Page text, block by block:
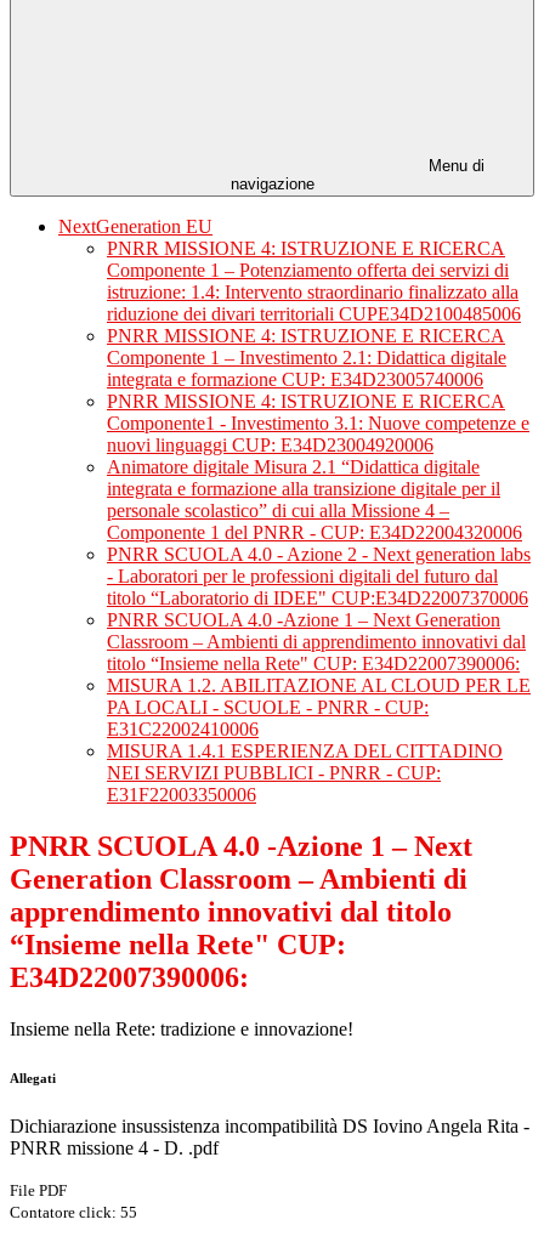
Menu di
navigazione
NextGeneration EU
PNRR MISSIONE 4: ISTRUZIONE E RICERCA
Componente 1 – Potenziamento offerta dei servizi di
istruzione: 1.4: Intervento straordinario finalizzato alla
riduzione dei divari territoriali CUPE34D2100485006
PNRR MISSIONE 4: ISTRUZIONE E RICERCA
Componente 1 – Investimento 2.1: Didattica digitale
integrata e formazione CUP: E34D23005740006
PNRR MISSIONE 4: ISTRUZIONE E RICERCA
Componente1 - Investimento 3.1: Nuove competenze e
nuovi linguaggi CUP: E34D23004920006
Animatore digitale Misura 2.1 “Didattica digitale
integrata e formazione alla transizione digitale per il
personale scolastico” di cui alla Missione 4 –
Componente 1 del PNRR - CUP: E34D22004320006
PNRR SCUOLA 4.0 - Azione 2 - Next generation labs
- Laboratori per le professioni digitali del futuro dal
titolo “Laboratorio di IDEE" CUP:E34D22007370006
PNRR SCUOLA 4.0 -Azione 1 – Next Generation
Classroom – Ambienti di apprendimento innovativi dal
titolo “Insieme nella Rete" CUP: E34D22007390006:
MISURA 1.2. ABILITAZIONE AL CLOUD PER LE
PA LOCALI - SCUOLE - PNRR - CUP:
E31C22002410006
MISURA 1.4.1 ESPERIENZA DEL CITTADINO
NEI SERVIZI PUBBLICI - PNRR - CUP:
E31F22003350006
PNRR SCUOLA 4.0 -Azione 1 – Next
Generation Classroom – Ambienti di
apprendimento innovativi dal titolo
“Insieme nella Rete" CUP:
E34D22007390006:
Insieme nella Rete: tradizione e innovazione!
Allegati
Dichiarazione insussistenza incompatibilità DS Iovino Angela Rita -
PNRR missione 4 - D. .pdf
File PDF
Contatore click: 55